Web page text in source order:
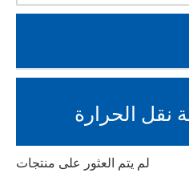
نقل الحرارة
لم يتم العثور على منتجات